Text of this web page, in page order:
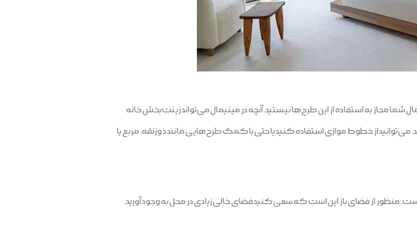
به استفاده از این طرح‌ها نیستید. آنچه در مینیمال می‌تواند زینت‌بخش خانه
از خطوط موازی استفاده کنید یا حتی با کمک طرح‌هایی مانند ذوزنقه، مربع یا
است. منظور از فضای باز این است که سعی کنید فضای خالی زیادی در محل به وجود آورید.